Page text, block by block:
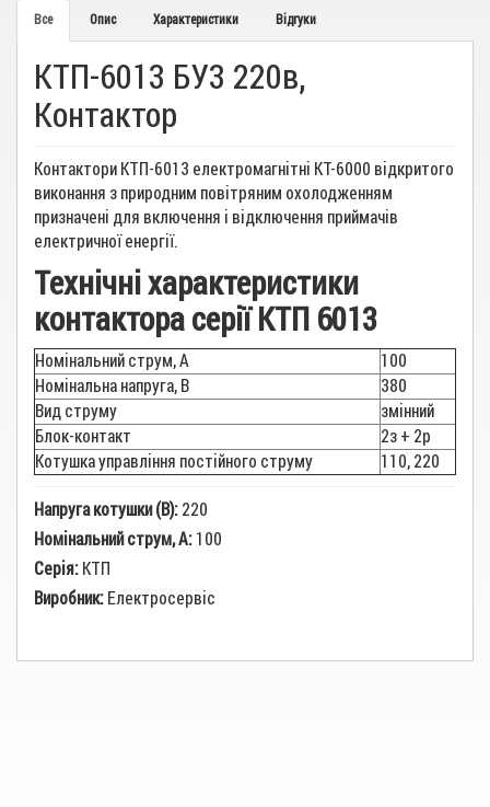
Все Опис Характеристики Відгуки
КТП-6013 БУ3 220в,
Контактор
Контактори КТП-6013 електромагнітні КТ-6000 відкритого
виконання з природним повітряним охолодженням
призначені для включення і відключення приймачів
електричної енергії.
Технічні характеристики
контактора серії КТП 6013
Номінальний струм, А
100
Номінальна напруга, В
380
Вид струму
змінний
Блок-контакт
2з + 2р
Котушка управління постійного струму
110, 220
Напруга котушки (В): 220
Номінальний струм, А: 100
Серія: КТП
Виробник: Електросервіс